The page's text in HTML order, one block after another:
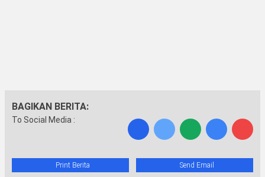
BAGIKAN BERITA:
To Social Media :
Print Berita Send Email